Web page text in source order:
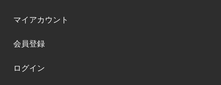
マイアカウント
会員登録
ログイン